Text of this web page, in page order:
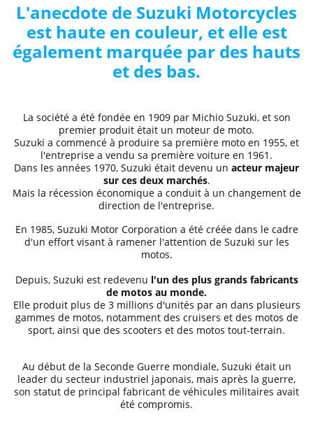
L'anecdote de Suzuki Motorcycles
est haute en couleur, et elle est
également marquée par des hauts
et des bas.
La société a été fondée en 1909 par Michio Suzuki, et son
premier produit était un moteur de moto.
Suzuki a commencé à produire sa première moto en 1955, et
l'entreprise a vendu sa première voiture en 1961.
Dans les années 1970, Suzuki était devenu un acteur majeur
sur ces deux marchés.
Mais la récession économique a conduit à un changement de
direction de l'entreprise.
En 1985, Suzuki Motor Corporation a été créée dans le cadre
d'un effort visant à ramener l'attention de Suzuki sur les
motos.
Depuis, Suzuki est redevenu l'un des plus grands fabricants
de motos au monde.
Elle produit plus de 3 millions d'unités par an dans plusieurs
gammes de motos, notamment des cruisers et des motos de
sport, ainsi que des scooters et des motos tout-terrain.
Au début de la Seconde Guerre mondiale, Suzuki était un
leader du secteur industriel japonais, mais après la guerre,
son statut de principal fabricant de véhicules militaires avait
été compromis.